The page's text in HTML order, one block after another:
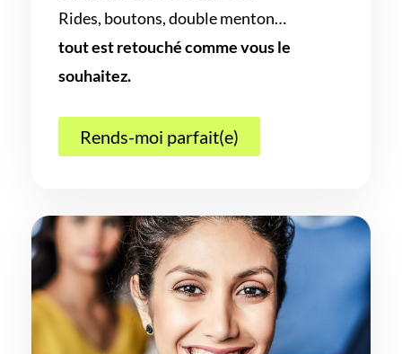
Rides, boutons, double menton…
tout est retouché comme vous le
souhaitez.
Rends-moi parfait(e)